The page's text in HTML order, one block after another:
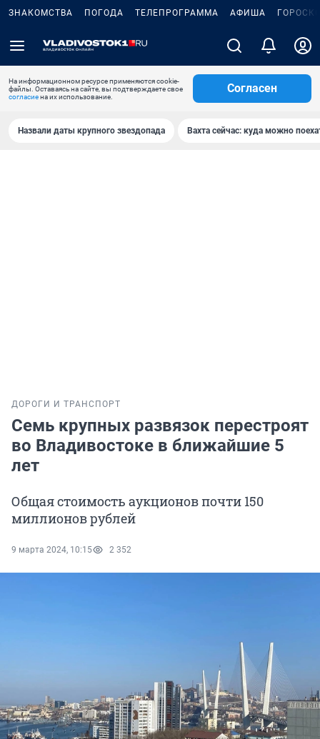
ЗНАКОМСТВА ПОГОДА ТЕЛЕПРОГРАММА АФИША
На информационном ресурсе применяются cookie-
файлы. Оставаясь на сайте, вы подтверждаете свое
согласиена их использование.
Согласен
Назвали даты крупного звездопада Вахта сейчас: куда можно
ДОРОГИ И ТРАНСПОРТ
Семь крупных развязок перестроят
во Владивостоке в ближайшие 5
лет
Общая стоимость аукционов почти 150
миллионов рублей
9 марта 2024, 10:15 2 352